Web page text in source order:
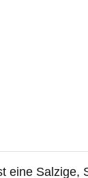
eine Salzige,